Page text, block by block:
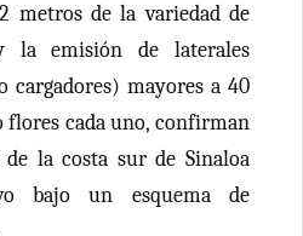
metros de la variedad de
la emisión de laterales
cargadores) mayores a 40
flores cada uno, confirman
la costa sur de Sinaloa
bajo un esquema de